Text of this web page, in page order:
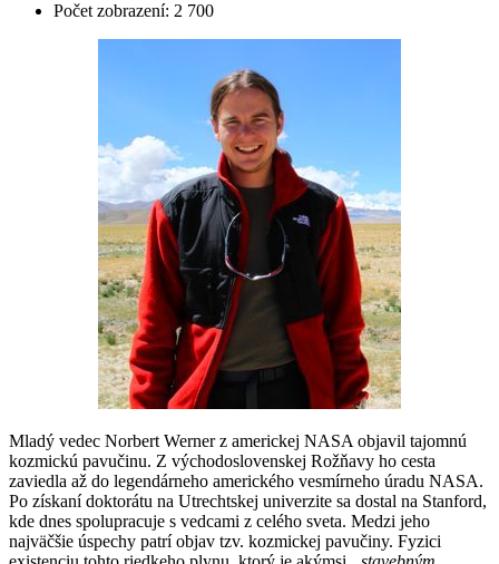
Počet zobrazení: 2 700
Mladý vedec Norbert Werner z americkej NASA objavil tajomnú
kozmickú pavučinu. Z východoslovenskej Rožňavy ho cesta
zaviedla až do legendárneho amerického vesmírneho úradu NASA.
Po získaní doktorátu na Utrechtskej univerzite sa dostal na Stanford,
kde dnes spolupracuje s vedcami z celého sveta. Medzi jeho
najväčšie úspechy patrí objav tzv. kozmickej pavučiny. Fyzici